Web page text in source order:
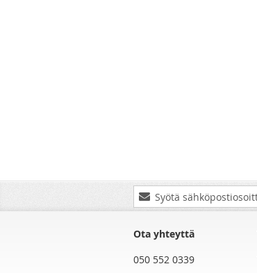
Tilaa
uutiskirjeemme:
Ota yhteyttä
050 552 0339